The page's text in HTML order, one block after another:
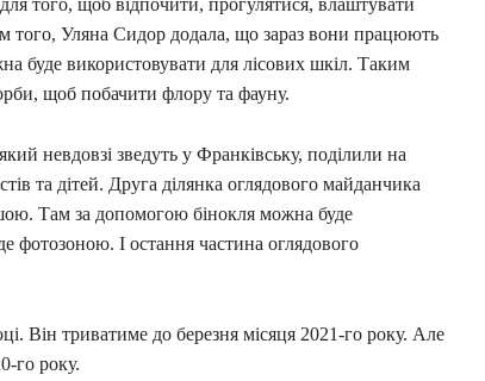
того, щоб відпочити, прогулятися, влаштувати
того, Уляна Сидор додала, що зараз вони працюють
буде використовувати для лісових шкіл. Таким
щоб побачити флору та фауну.
невдовзі зведуть у Франківську, поділили на
та дітей. Друга ділянка оглядового майданчика
Там за допомогою бінокля можна буде
фотозоною. І остання частина оглядового
Він триватиме до березня місяця 2021-го року. Але
го року.